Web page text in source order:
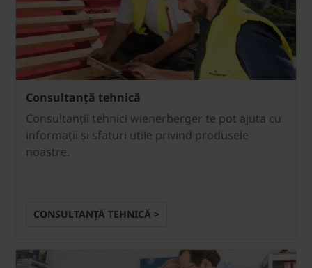
Consultanță tehnică
Consultanții tehnici wienerberger te pot ajuta cu
informații și sfaturi utile privind produsele
noastre.
CONSULTANȚĂ TEHNICĂ >